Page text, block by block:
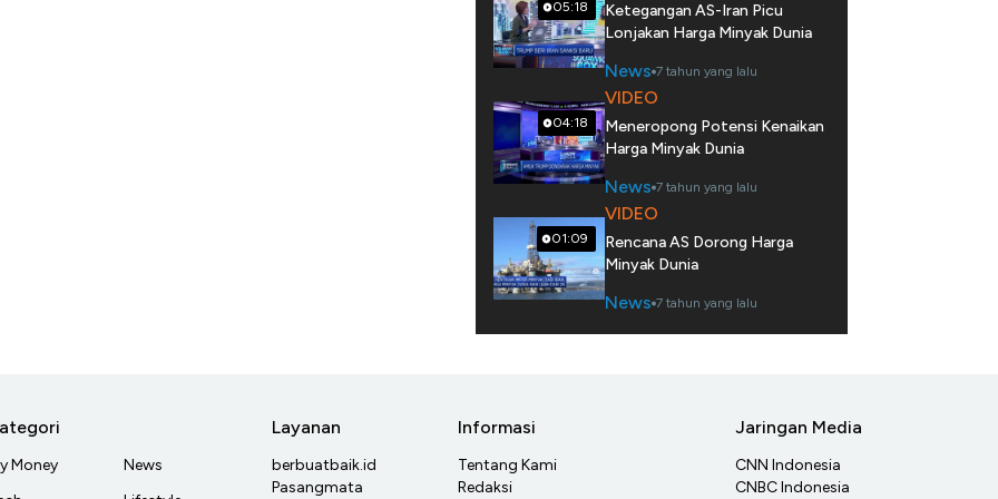
05:18
Ketegangan AS-Iran Picu
Lonjakan Harga Minyak Dunia
News 7 tahun yang lalu
04:18
VIDEO
Meneropong Potensi Kenaikan
Harga Minyak Dunia
News 7 tahun yang lalu
01:09
VIDEO
Rencana AS Dorong Harga
Minyak Dunia
News 7 tahun yang lalu
Money
News
Layanan
berbuatbaik.id
Pasangmata
Informasi
Tentang Kami
Redaksi
Jaringan Media
CNN Indonesia
CNBC Indonesia